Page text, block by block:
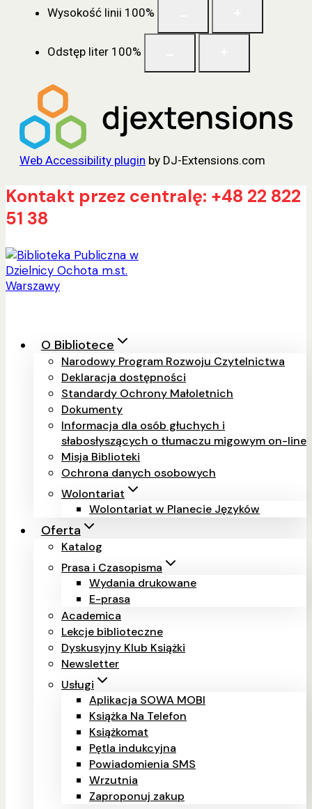
Wysokość linii 100%
Odstęp liter 100%
Web Accessibility plugin by DJ-Extensions.com
Przejdź
do
treści
Kontakt przez centralę: +48 22 822
51 38
O Bibliotece
Narodowy Program Rozwoju Czytelnictwa
Deklaracja dostępności
Standardy Ochrony Małoletnich
Dokumenty
Informacja dla osób głuchych i
słabosłyszących o tłumaczu migowym on-line
Misja Biblioteki
Ochrona danych osobowych
Wolontariat
Wolontariat w Planecie Języków
Oferta
Katalog
Prasa i Czasopisma
Wydania drukowane
E-prasa
Academica
Lekcje biblioteczne
Dyskusyjny Klub Książki
Newsletter
Usługi
Aplikacja SOWA MOBI
Książka Na Telefon
Książkomat
Pętla indukcyjna
Powiadomienia SMS
Wrzutnia
Zaproponuj zakup